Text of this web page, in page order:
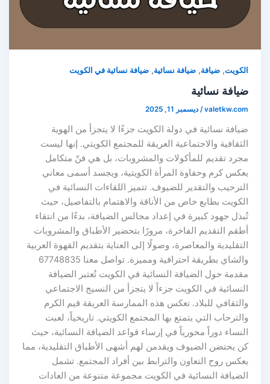
الكويت,ضيافة,ضيافة نسائية,ضيافة نسائية في الكويت
ضيافة نسائية
valetkw.com
/ديسمبر 11, 2025
ضيافة نسائية في دولة الكويت جزءًا لا يتجزأ من الهوية
الثقافية والاجتماعية العريقة للمجتمع الكويتي. إنها ليست
مجرد تقديم للمأكولات والمشروبات، بل هي فنّ متكامل
يعكس كرم وحفاوة المرأة الكويتية، ويجسد أسمى معاني
الترحيب والتقدير للضيوف. تتميز اللقاءات النسائية في
الكويت بطابع خاص من الأناقة والاهتمام بالتفاصيل، حيث
تُبذل جهود كبيرة في إعداد مجالس الضيافة، بدءًا من انتقاء
أطقم التقديم الفاخرة، مرورًا بتحضير الأطباق والمشروبات
التقليدية والمعاصرة، وصولًا إلى العناية بتقديم القهوة العربية
والشاي بطريقة احترافية ومميزة. تواصل معنا 67748835
مقدمة حول الضيافة النسائية في الكويت تُعتبر الضيافة
النسائية في الكويت جزءاً لا يتجزأ من النسيج الاجتماعي
والثقافي للبلاد. تعكس هذه الممارسة العريقة قيم الكرم
والترحاب التي يتمتع بها المجتمع الكويتي. تاريخياً، لعبت
النساء دوراً محورياً في إرساء قواعد الضيافة النسائية، حيث
كن يحتضن الضيوف ويقدمن لهم أشهى الأطباق التقليدية، مما
يعكس روح التعاون والترابط بين أفراد المجتمع. تشمل
الضيافة النسائية في الكويت مجموعة متنوعة من العادات